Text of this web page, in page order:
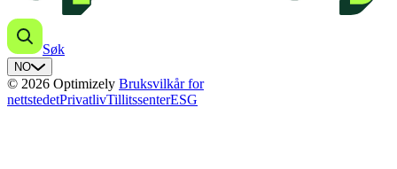
Søk
NO
© 2026 Optimizely Bruksvilkår for
nettstedetPrivatlivTillitssenterESG